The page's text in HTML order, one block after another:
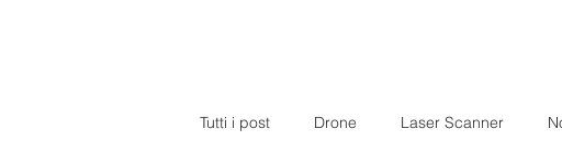
Tutti i post Drone Laser Scanner